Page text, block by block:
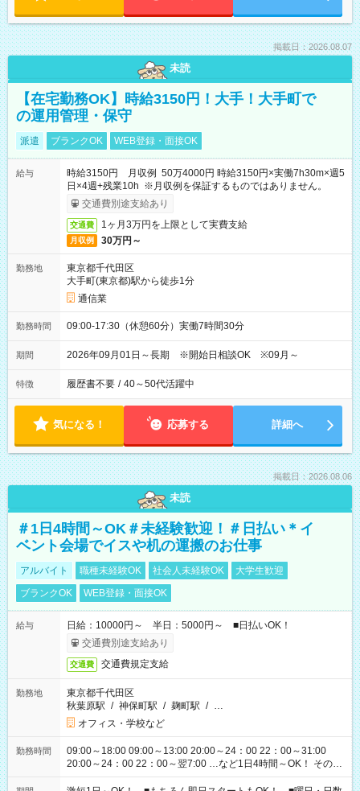
掲載日：2026.08.07
未読
【在宅勤務OK】時給3150円！大手！大手町で
の運用管理・保守
派遣 ブランクOK WEB登録・面接OK
給与
時給3150円 月収例 50万4000円 時給3150円×実働7h30m×週5
日×4週+残業10h ※月収例を保証するものではありません。
交通費別途支給あり
交通費 1ヶ月3万円を上限として実費支給
月収例 30万円～
勤務地
東京都千代田区
大手町(東京都)駅から徒歩1分
通信業
勤務時間 09:00-17:30（休憩60分）実働7時間30分
期間 2026年09月01日～長期 ※開始日相談OK ※09月～
特徴 履歴書不要 / 40～50代活躍中
気になる！ 応募する 詳細へ
掲載日：2026.08.06
未読
＃1日4時間～OK＃未経験歓迎！＃日払い＊イ
ベント会場でイスや机の運搬のお仕事
アルバイト 職種未経験OK 社会人未経験OK
大学生歓迎
ブランクOK
WEB登録・面接OK
給与
日給：10000円～ 半日：5000円～ ■日払いOK！
交通費別途支給あり
交通費 交通費規定支給
勤務地
東京都千代田区
秋葉原駅 / 神保町駅 / 麹町駅 / …
オフィス・学校など
勤務時間
09:00～18:00 09:00～13:00 20:00～24：00 22：00～31:00
20:00～24：00 22：00～翌7:00 …など1日4時間～OK！ その他
シフトもございます！ お気軽にご相談ください！